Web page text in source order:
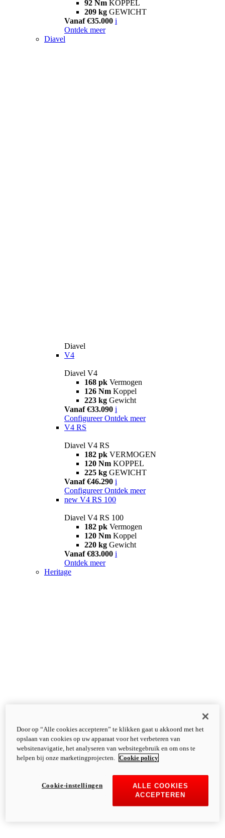
92 Nm KOPPEL
209 kg GEWICHT
Vanaf €35.000 i
Ontdek meer
Diavel
Diavel
V4
Diavel V4
168 pk Vermogen
126 Nm Koppel
223 kg Gewicht
Vanaf €33.090 i
Configureer Ontdek meer
V4 RS
Diavel V4 RS
182 pk VERMOGEN
120 Nm KOPPEL
225 kg GEWICHT
Vanaf €46.290 i
Configureer Ontdek meer
new V4 RS 100
Diavel V4 RS 100
182 pk Vermogen
120 Nm Koppel
220 kg Gewicht
Vanaf €83.000 i
Ontdek meer
Heritage
Door op “Alle cookies accepteren” te klikken gaat u akkoord met het
opslaan van cookies op uw apparaat voor het verbeteren van
websitenavigatie, het analyseren van websitegebruik en om ons te
helpen bij onze marketingprojecten.
Cookie policy
ALLE COOKIES
ACCEPTEREN
Cookie-instellingen